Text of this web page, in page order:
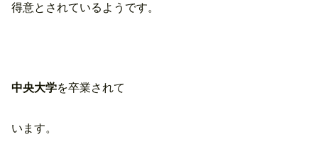
得意とされているようです。
中央大学を卒業されて
います。